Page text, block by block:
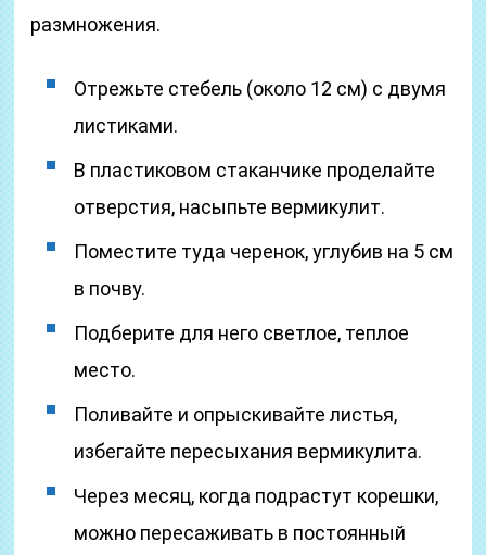
размножения.
Отрежьте стебель (около 12 см) с двумя
листиками.
В пластиковом стаканчике проделайте
отверстия, насыпьте вермикулит.
Поместите туда черенок, углубив на 5 см
в почву.
Подберите для него светлое, теплое
место.
Поливайте и опрыскивайте листья,
избегайте пересыхания вермикулита.
Через месяц, когда подрастут корешки,
можно пересаживать в постоянный